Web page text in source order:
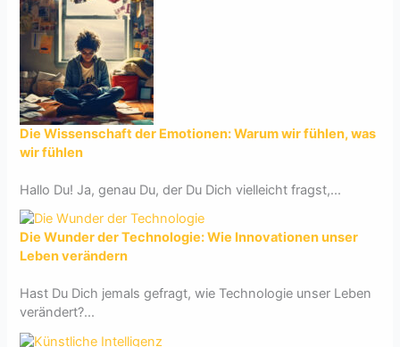
Die Wissenschaft der Emotionen: Warum wir fühlen, was
wir fühlen
Hallo Du! Ja, genau Du, der Du Dich vielleicht fragst,...
Die Wunder der Technologie: Wie Innovationen unser
Leben verändern
Hast Du Dich jemals gefragt, wie Technologie unser Leben
verändert?...